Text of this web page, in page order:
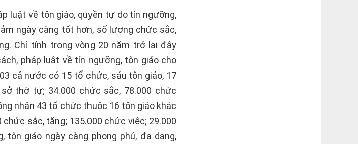
luật về tôn giáo, quyền tự do tín ngưỡng,
ngày càng tốt hơn, số lượng chức sắc,
Chỉ tính trong vòng 20 năm trở lại đây
pháp luật về tín ngưỡng, tôn giáo cho
cả nước có 15 tổ chức, sáu tôn giáo, 17
thờ tự; 34.000 chức sắc, 78.000 chức
nhận 43 tổ chức thuộc 16 tôn giáo khác
sắc, tăng; 135.000 chức việc; 29.000
giáo ngày càng phong phú, đa dạng,